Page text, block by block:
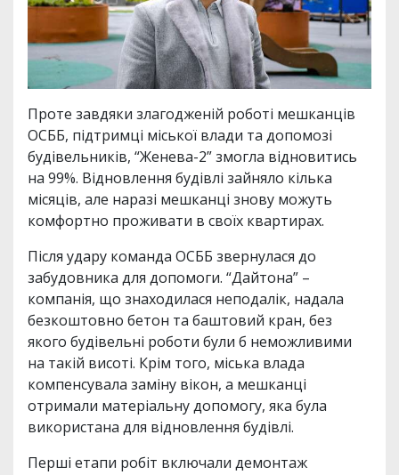
Проте завдяки злагодженій роботі мешканців
ОСББ, підтримці міської влади та допомозі
будівельників, “Женева-2” змогла відновитись
на 99%. Відновлення будівлі зайняло кілька
місяців, але наразі мешканці знову можуть
комфортно проживати в своїх квартирах.
Після удару команда ОСББ звернулася до
забудовника для допомоги. “Дайтона” –
компанія, що знаходилася неподалік, надала
безкоштовно бетон та баштовий кран, без
якого будівельні роботи були б неможливими
на такій висоті. Крім того, міська влада
компенсувала заміну вікон, а мешканці
отримали матеріальну допомогу, яка була
використана для відновлення будівлі.
Перші етапи робіт включали демонтаж